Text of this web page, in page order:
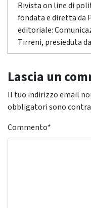
Rivista on line di
fondata e diretta da
editoriale:
Tirreni, presieduta
Lascia un
Il tuo indirizzo email
obbligatori sono
Commento*